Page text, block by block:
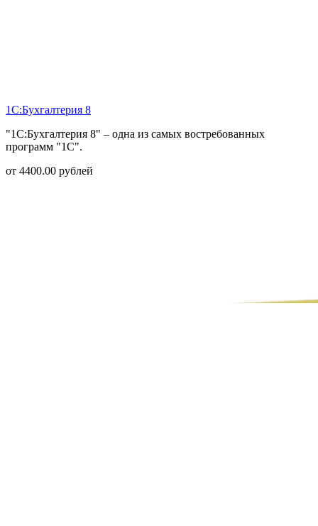
1С:Бухгалтерия 8
"1С:Бухгалтерия 8" – одна из самых востребованных
программ "1С".
от 4400.00 рублей